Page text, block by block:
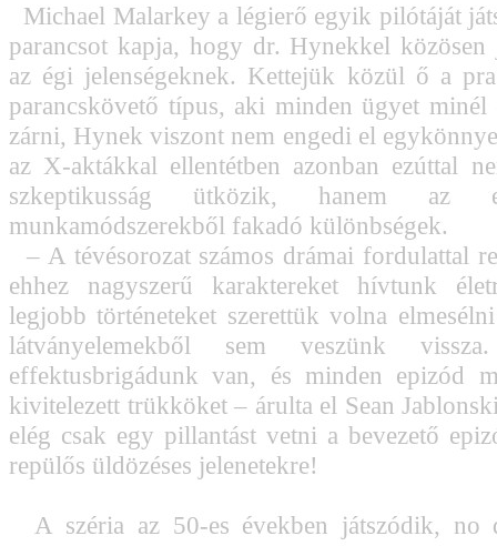
Michael Malarkey a légierő egyik pilótáját
parancsot kapja, hogy dr. Hynekkel közösen
az égi jelenségeknek. Kettejük közül ő a
parancskövető típus, aki minden ügyet minél
zárni, Hynek viszont nem engedi el
az X-aktákkal ellentétben azonban ezúttal
szkeptikusság ütközik, hanem az
munkamódszerekből fakadó különbségek.
– A tévésorozat számos drámai fordulattal
ehhez nagyszerű karaktereket hívtunk
legjobb történeteket szerettük volna
látványelemekből sem veszünk
effektusbrigádunk van, és minden epizód
kivitelezett trükköket – árulta el Sean
elég csak egy pillantást vetni a bevezető
repülős üldözéses jelenetekre!
A széria az 50-es években játszódik, no